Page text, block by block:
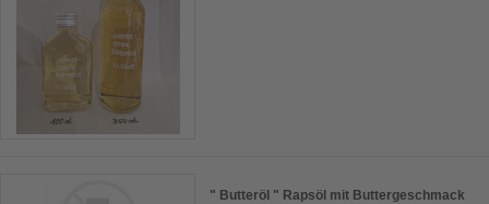
" Butteröl " Rapsöl mit Buttergeschmack